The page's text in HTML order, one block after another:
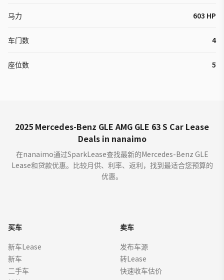
马力 603 HP
车门数 4
座位数 5
2025 Mercedes-Benz GLE AMG GLE 63 S Car Lease
Deals in nanaimo
在nanaimo通过SparkLease查找最新的Mercedes-Benz GLE
Lease和贷款优惠。比较月供、利率、返利，找到最适合您预算的
优惠。
买车
新车Lease
新车
二手车
卖车
发布车源
转Lease
快速收车估价